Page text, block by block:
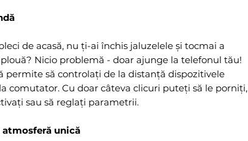
de acasă, nu ți-ai închis jaluzelele și tocmai a
Nicio problemă - doar ajunge la telefonul tău!
permite să controlați de la distanță dispozitivele
comutator. Cu doar câteva clicuri puteți să le porniți,
sau să reglați parametrii.
unică